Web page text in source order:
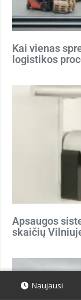
Kai vienas
logistikos
Apsaugos
skaičių
Naujausi